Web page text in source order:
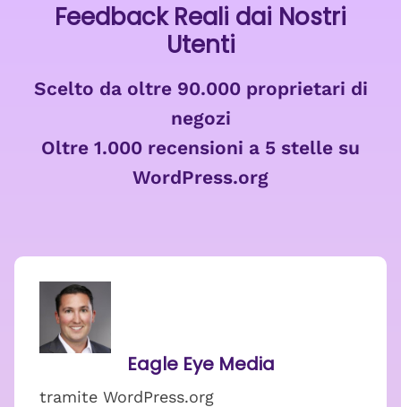
Feedback Reali dai Nostri
Utenti
Scelto da oltre 90.000 proprietari di
negozi
Oltre 1.000 recensioni a 5 stelle su
WordPress.org
Eagle Eye Media
tramite WordPress.org